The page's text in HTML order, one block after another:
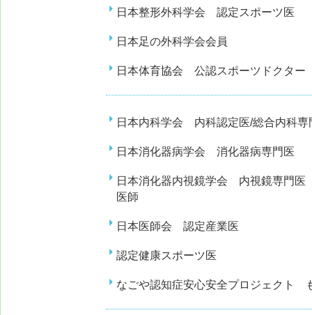
日本整形外科学会 認定スポーツ医
日本足の外科学会会員
日本体育協会 公認スポーツドクタ
日本内科学会 内科認定医/総合内科専
日本消化器病学会 消化器病専門医
日本消化器内視鏡学会 内視鏡専門医
医師
日本医師会 認定産業医
認定健康スポーツ医
なごや認知症安心安全プロジェクト